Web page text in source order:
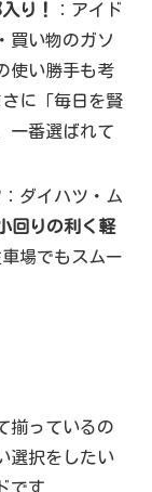
り！
：アイド
買い物のガソ
い勝手も考
に「毎日を賢
一番選ばれて
：ダイハツ・ム
回りの利く軽
場でもスムー
揃っているの
選択をしたい
です